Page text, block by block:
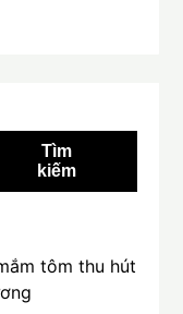
Tìm
kiếm
tôm thu hút